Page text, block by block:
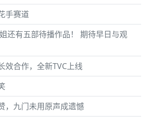
手赛道
还有五部待播作品！ 期待早日与观
效合作，全新TVC上线
，九门未用原声成遗憾